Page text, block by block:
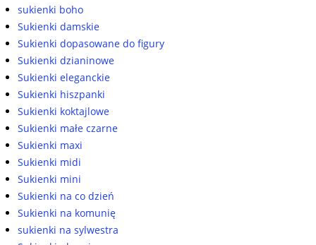
sukienki boho
Sukienki damskie
Sukienki dopasowane do figury
Sukienki dzianinowe
Sukienki eleganckie
Sukienki hiszpanki
Sukienki koktajlowe
Sukienki małe czarne
Sukienki maxi
Sukienki midi
Sukienki mini
Sukienki na co dzień
Sukienki na komunię
sukienki na sylwestra